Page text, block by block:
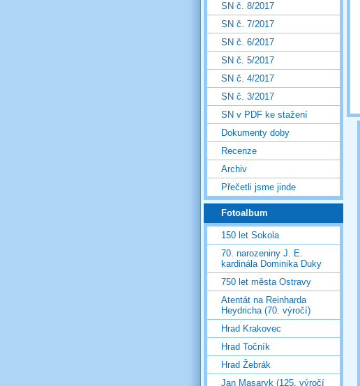
SN č. 8/2017
SN č. 7/2017
SN č. 6/2017
SN č. 5/2017
SN č. 4/2017
SN č. 3/2017
SN v PDF ke stažení
Dokumenty doby
Recenze
Archiv
Přečetli jsme jinde
Fotoalbum
150 let Sokola
70. narozeniny J. E.
kardinála Dominika Duky
750 let města Ostravy
Atentát na Reinharda
Heydricha (70. výročí)
Hrad Krakovec
Hrad Točník
Hrad Žebrák
Jan Masaryk (125. výročí